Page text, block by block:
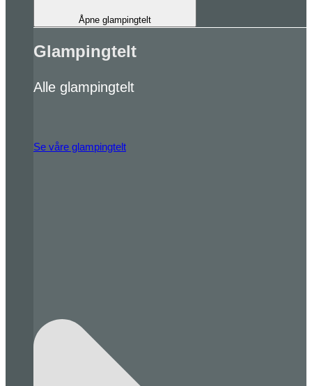
Åpne glampingtelt
Glampingtelt
Alle glampingtelt
Se våre glampingtelt